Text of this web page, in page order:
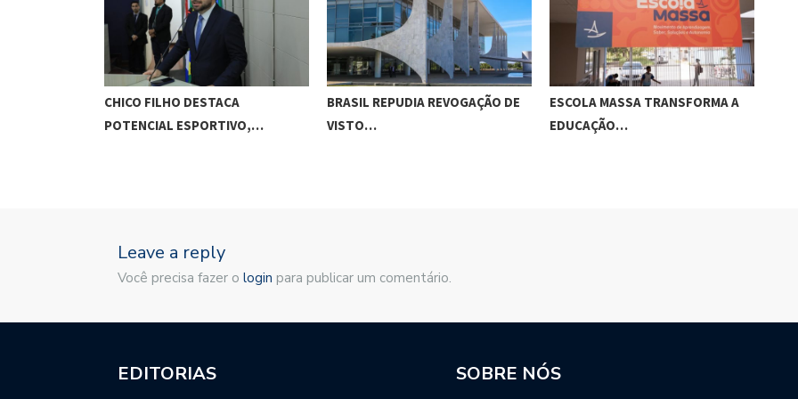
CHICO FILHO DESTACA
POTENCIAL ESPORTIVO,…
BRASIL REPUDIA REVOGAÇÃO DE
VISTO…
ESCOLA MASSA TRANSFORMA A
EDUCAÇÃO…
Leave a reply
Você precisa fazer o login para publicar um comentário.
EDITORIAS SOBRE NÓS